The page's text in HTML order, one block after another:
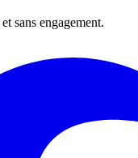
sans engagement.